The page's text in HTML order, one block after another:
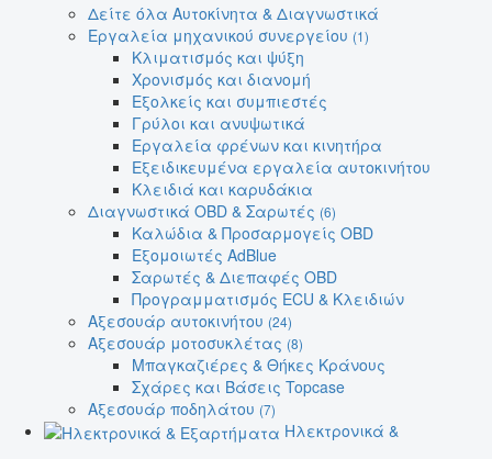
Δείτε όλα Αυτοκίνητα & Διαγνωστικά
Εργαλεία μηχανικού συνεργείου (1)
Κλιματισμός και ψύξη
Χρονισμός και διανομή
Εξολκείς και συμπιεστές
Γρύλοι και ανυψωτικά
Εργαλεία φρένων και κινητήρα
Εξειδικευμένα εργαλεία αυτοκινήτου
Κλειδιά και καρυδάκια
Διαγνωστικά OBD & Σαρωτές (6)
Καλώδια & Προσαρμογείς OBD
Εξομοιωτές AdBlue
Σαρωτές & Διεπαφές OBD
Προγραμματισμός ECU & Κλειδιών
Αξεσουάρ αυτοκινήτου (24)
Αξεσουάρ μοτοσυκλέτας (8)
Μπαγκαζιέρες & Θήκες Κράνους
Σχάρες και Βάσεις Topcase
Αξεσουάρ ποδηλάτου (7)
Ηλεκτρονικά &